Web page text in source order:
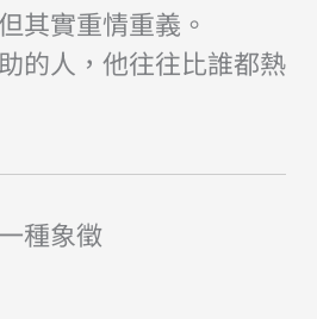
其實重情重義。
的人，他往往比誰都熱
種象徵